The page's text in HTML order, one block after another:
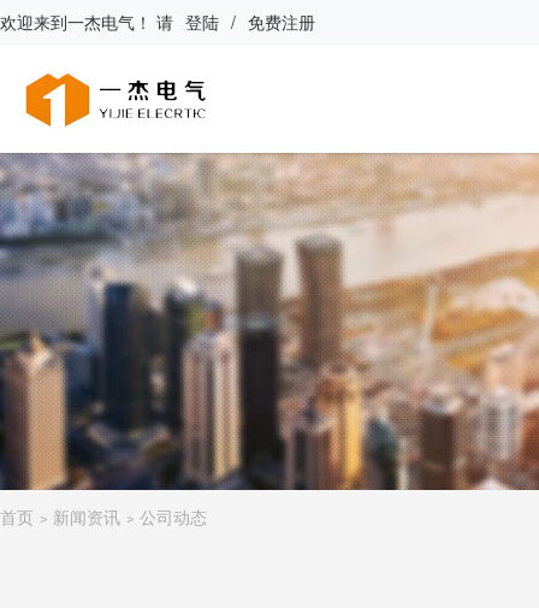
欢迎来到一杰电气 ！ 请 登陆 / 免费注册
首页 > 新闻资讯 > 公司动态